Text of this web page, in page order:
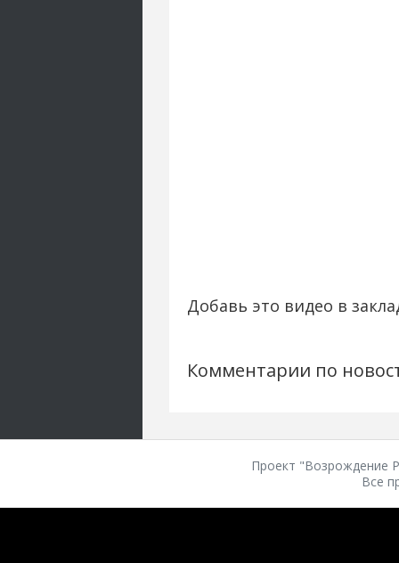
Добавь это видео в
Комментарии по
Проект "Возрождение
Все